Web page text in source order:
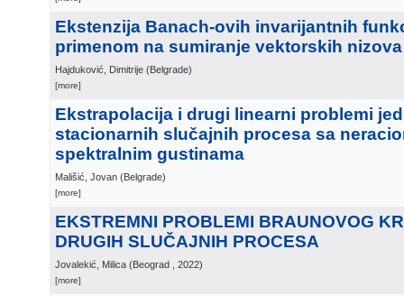
Ekstenzija Banach-ovih invarijantnih
primenom na sumiranje vektorskih
Hajduković, Dimitrije (Belgrade)
[more]
Ekstrapolacija i drugi linearni problemi
stacionarnih slučajnih procesa sa
spektralnim gustinama
Mališić, Jovan (Belgrade)
[more]
EKSTREMNI PROBLEMI BRAUNOVOG
DRUGIH SLUČAJNIH PROCESA
Jovalekić, Milica (Beograd , 2022)
[more]